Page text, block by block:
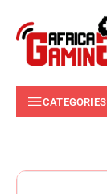
CATEGORIES